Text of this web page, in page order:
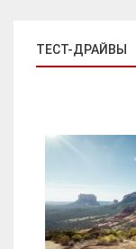
ТЕСТ-ДРАЙВЫ